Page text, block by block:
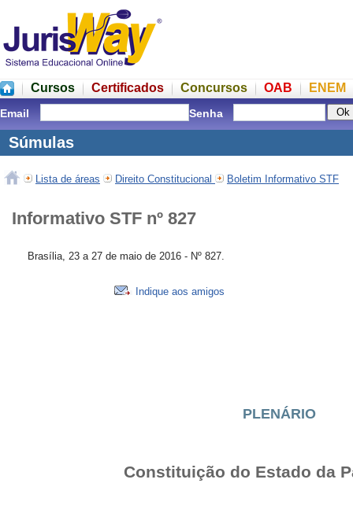
Cursos Certificados Concursos OAB ENEM
Email Senha
Súmulas
Lista de áreas Direito Constitucional Boletim Informativo STF
Informativo STF nº 827
Brasília, 23 a 27 de maio de 2016 - Nº 827.
Indique aos amigos
PLENÁRIO
Constituição do Estado da